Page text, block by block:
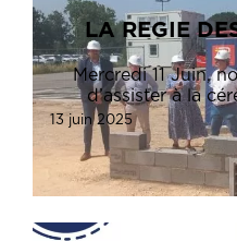
LA REGIE
Mercredi 11 Juin,
d’assister à la
13 juin 2025